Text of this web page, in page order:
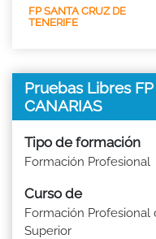
FP SANTA CRUZ DE
TENERIFE
Pruebas Libres
CANARIAS
Tipo de formación
Formación Profesional
Curso de
Formación Profesional
Superior